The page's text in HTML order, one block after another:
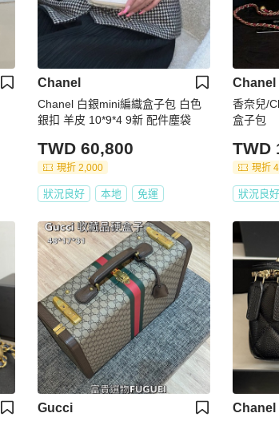
Chanel
Chanel 白銀mini編織盒子包 白色
銀扣 羊皮 10*9*4 9新 配件塵袋
TWD 60,800
現折 2,000
狀況良好 本地 免運
Chanel
香奈兒/
盒子包
TWD
現折
狀況良好
Gucci Chanel